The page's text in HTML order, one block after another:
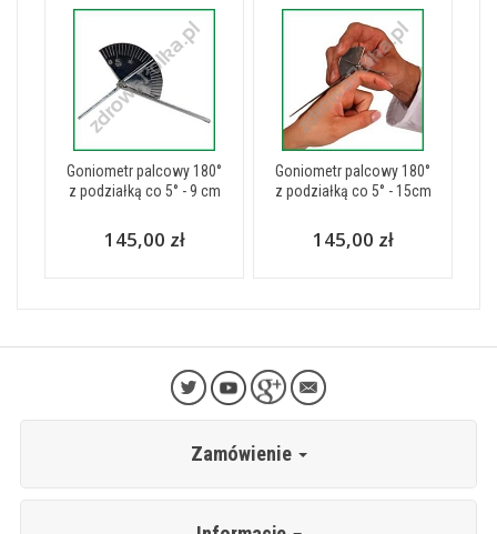
Goniometr palcowy 180°
z podziałką co 5° - 9 cm
145,00 zł
Goniometr palcowy 180°
z podziałką co 5° - 15cm
145,00 zł
Zamówienie